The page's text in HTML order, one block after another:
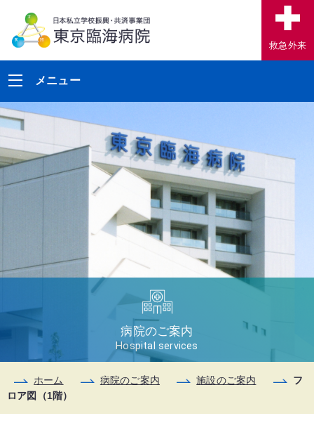
メニュー
救急外来
病院のご案内
Hospital services
ホーム 病院のご案内 施設のご案内
フ
ロア図（1階）